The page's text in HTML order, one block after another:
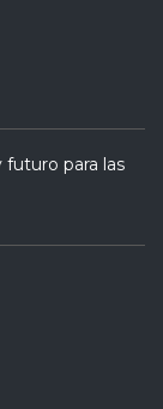
futuro para las